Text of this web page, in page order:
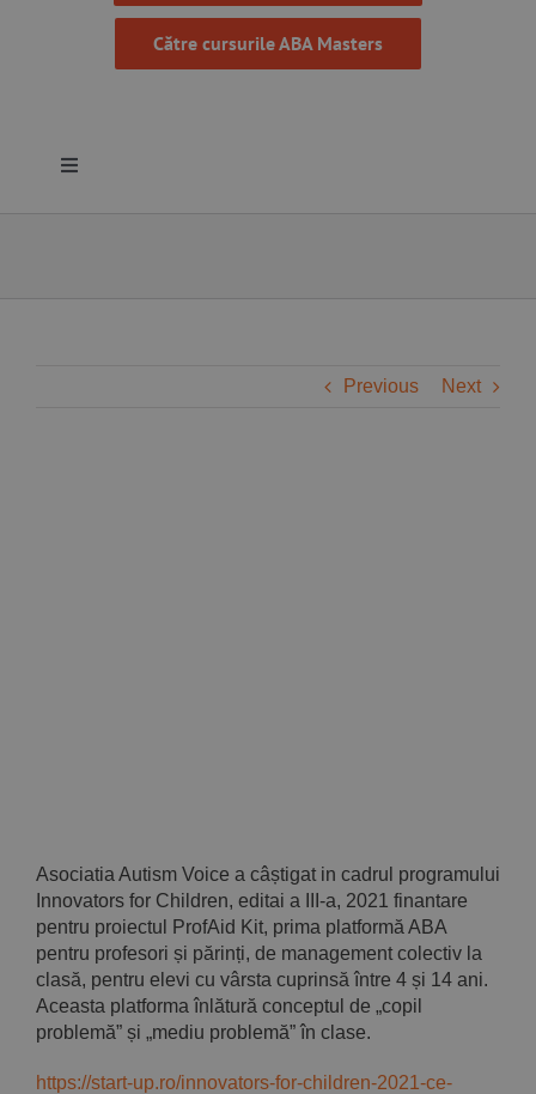
Către cursurile ABA Masters
Toggle
Previous Next
Asociatia Autism Voice a câștigat in cadrul programului
Innovators for Children, editai a III-a, 2021 finantare
pentru proiectul ProfAid Kit, prima platformă ABA
pentru profesori și părinți, de management colectiv la
clasă, pentru elevi cu vârsta cuprinsă între 4 și 14 ani.
Aceasta platforma înlătură conceptul de „copil
problemă” și „mediu problemă” în clase.
https://start-up.ro/innovators-for-children-2021-ce-